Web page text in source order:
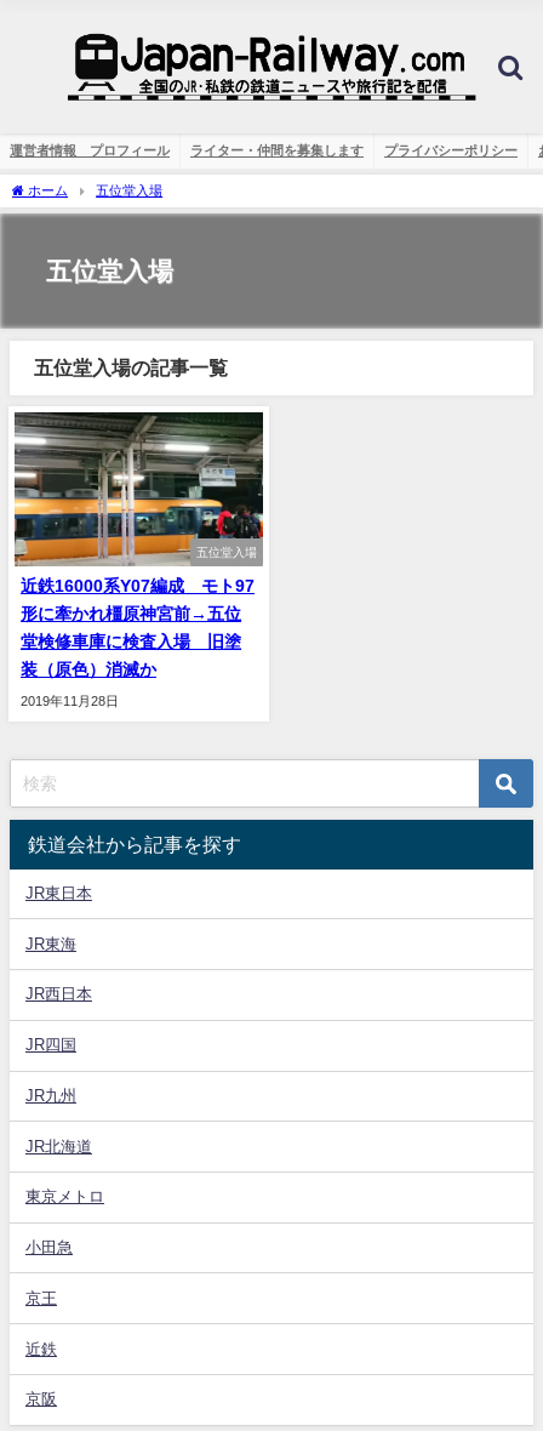
運営者情報 プロフィール ライター・仲間を募集します プライバシーポリシー
ホーム 五位堂入場
五位堂入場
五位堂入場の記事一覧
五位堂入場
近鉄16000系Y07編成 モト97
形に牽かれ橿原神宮前→五位
堂検修車庫に検査入場 旧塗
装（原色）消滅か
2019年11月28日
鉄道会社から記事を探す
JR東日本
JR東海
JR西日本
JR四国
JR九州
JR北海道
東京メトロ
小田急
京王
近鉄
京阪